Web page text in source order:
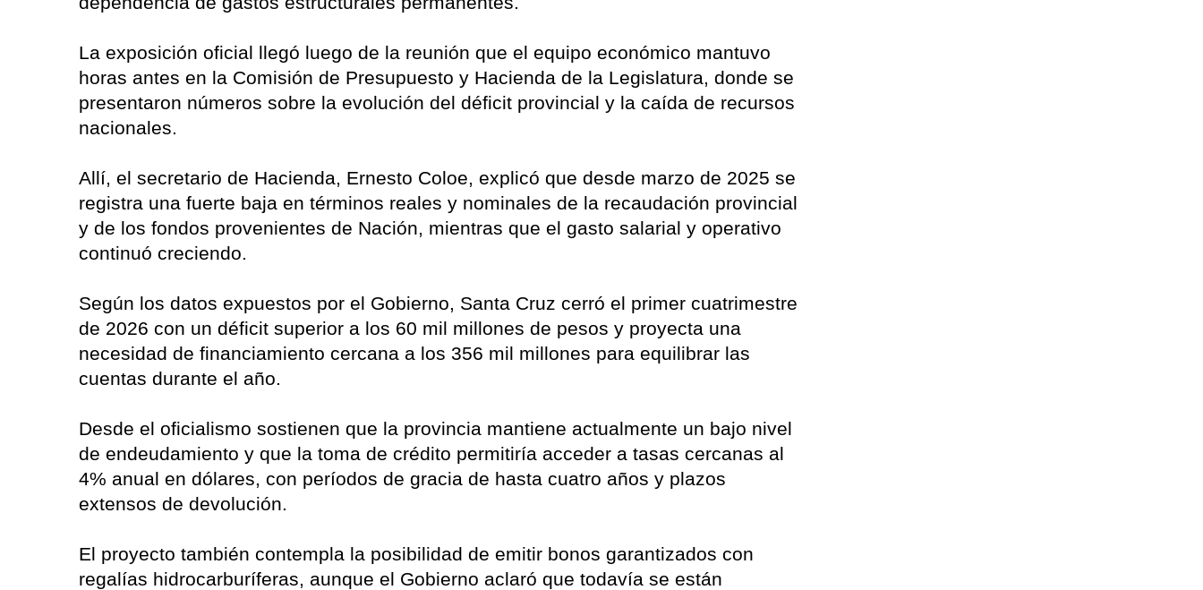
La exposición oficial llegó luego de la reunión que el equipo económico mantuvo
horas antes en la Comisión de Presupuesto y Hacienda de la Legislatura, donde se
presentaron números sobre la evolución del déficit provincial y la caída de recursos
nacionales.
Allí, el secretario de Hacienda, Ernesto Coloe, explicó que desde marzo de 2025 se
registra una fuerte baja en términos reales y nominales de la recaudación provincial
y de los fondos provenientes de Nación, mientras que el gasto salarial y operativo
continuó creciendo.
Según los datos expuestos por el Gobierno, Santa Cruz cerró el primer cuatrimestre
de 2026 con un déficit superior a los 60 mil millones de pesos y proyecta una
necesidad de financiamiento cercana a los 356 mil millones para equilibrar las
cuentas durante el año.
Desde el oficialismo sostienen que la provincia mantiene actualmente un bajo nivel
de endeudamiento y que la toma de crédito permitiría acceder a tasas cercanas al
4% anual en dólares, con períodos de gracia de hasta cuatro años y plazos
extensos de devolución.
El proyecto también contempla la posibilidad de emitir bonos garantizados con
regalías hidrocarburíferas, aunque el Gobierno aclaró que todavía se están